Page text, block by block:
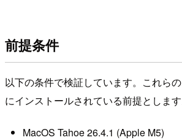
前提条件
以下の条件で検証しています。これら
にインストールされている前提とします
MacOS Tahoe 26.4.1 (Apple M5)